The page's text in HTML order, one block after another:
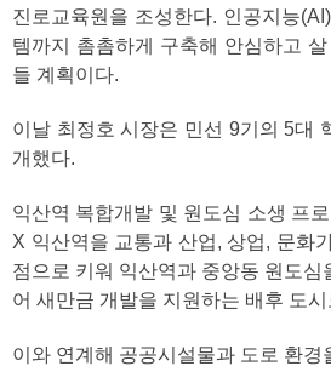
진로교육원을 조성한다. 인공지능
템까지 촘촘하게 구축해 안심하고
들 계획이다.
이날 최정호 시장은 민선 9기의 5대
개했다.
익산역 복합개발 및 원도심 소생 프
X 익산역을 교통과 산업, 상업, 문화
점으로 키워 익산역과 중앙동 원도심
어 새만금 개발을 지원하는 배후 도
이와 연계해 공공시설물과 도로 환경